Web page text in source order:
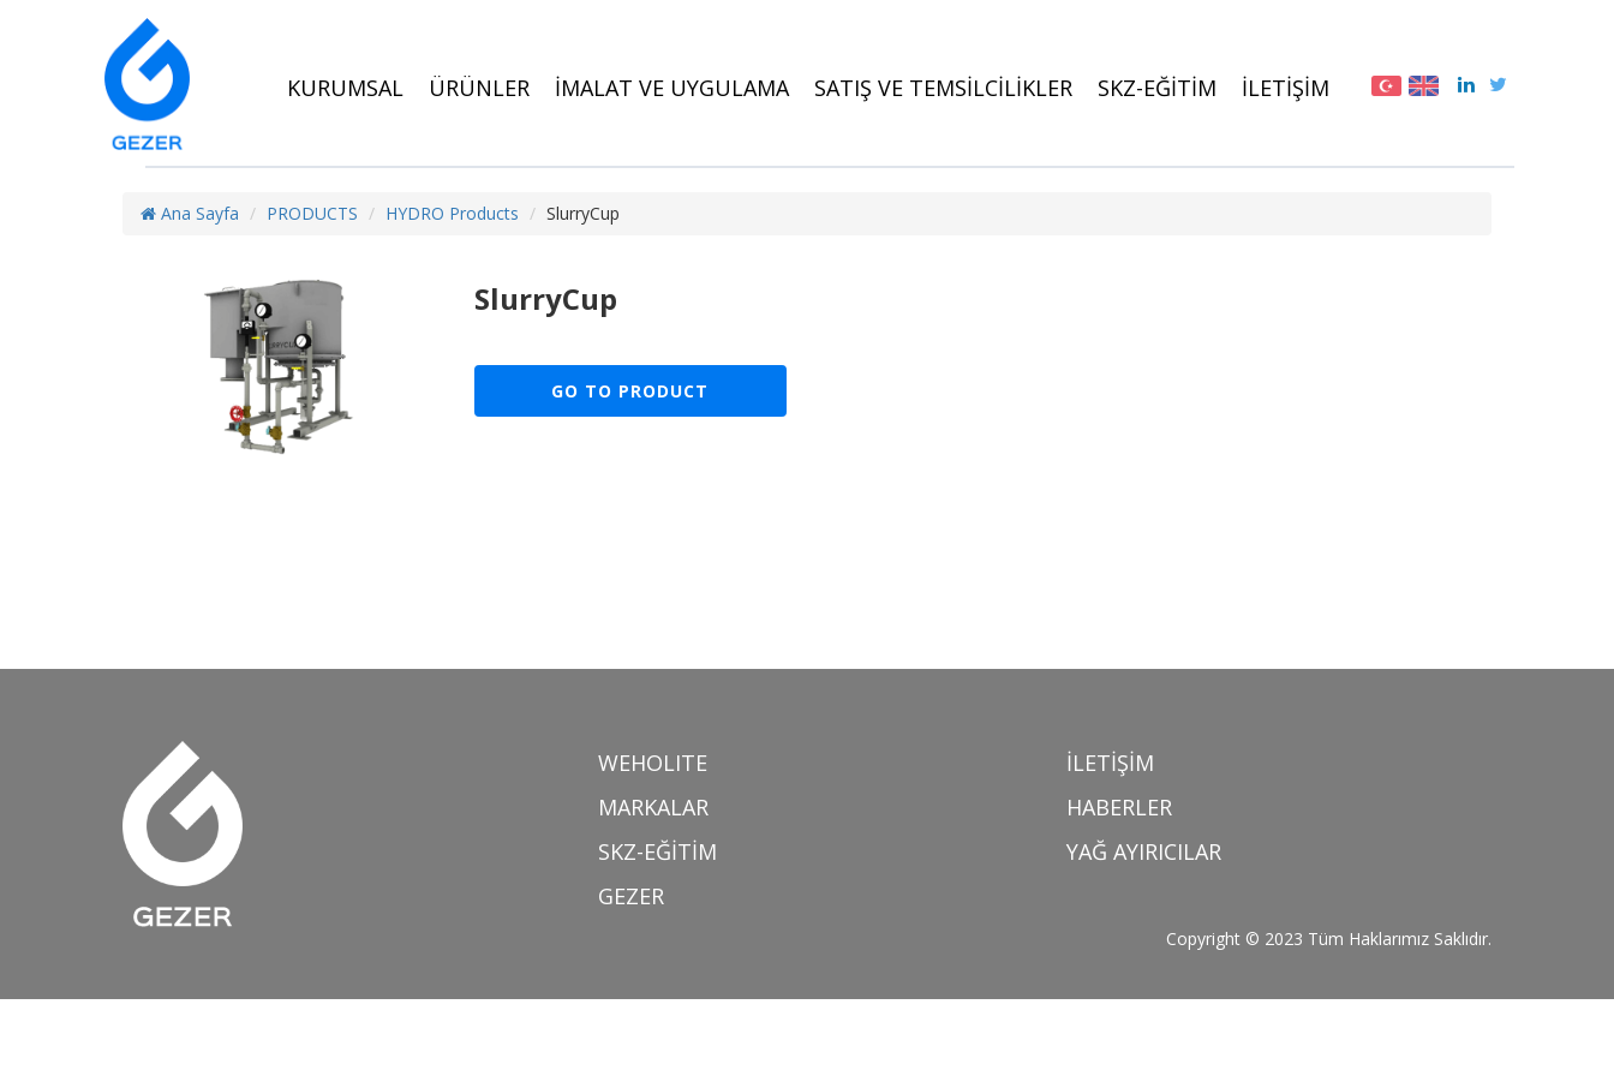
KURUMSAL ÜRÜNLER İMALAT VE UYGULAMA SATIŞ VE TEMSİLCİLİKLER SKZ-EĞİTİM İLETİŞİM
Ana Sayfa PRODUCTS HYDRO Products SlurryCup
SlurryCup
GO TO PRODUCT
WEHOLITE
MARKALAR
SKZ-EĞİTİM
GEZER
İLETİŞİM
HABERLER
YAĞ AYIRICILAR
Copyright © 2023 Tüm Haklarımız Saklıdır.